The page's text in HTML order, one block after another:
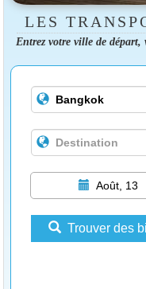
LES
Entrez votre ville de
Août, 13
Trouver des